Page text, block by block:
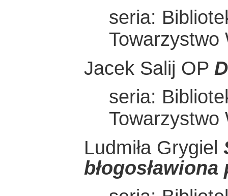
seria:
Towarzystwo
Jacek Salij OP
seria:
Towarzystwo
Ludmiła Grygiel
błogosławiona